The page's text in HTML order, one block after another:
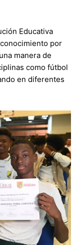
Educativa
por
manera de
como fútbol
en diferentes